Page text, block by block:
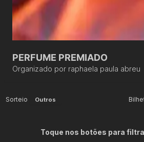
PERFUME PREMIADO
Organizado por raphaela paula abreu
Sorteio Outros
Toque nos botões para